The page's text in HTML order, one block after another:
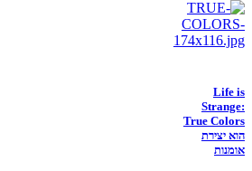
Life is
Strange:
True Colors
הוא יצירת
אומנות